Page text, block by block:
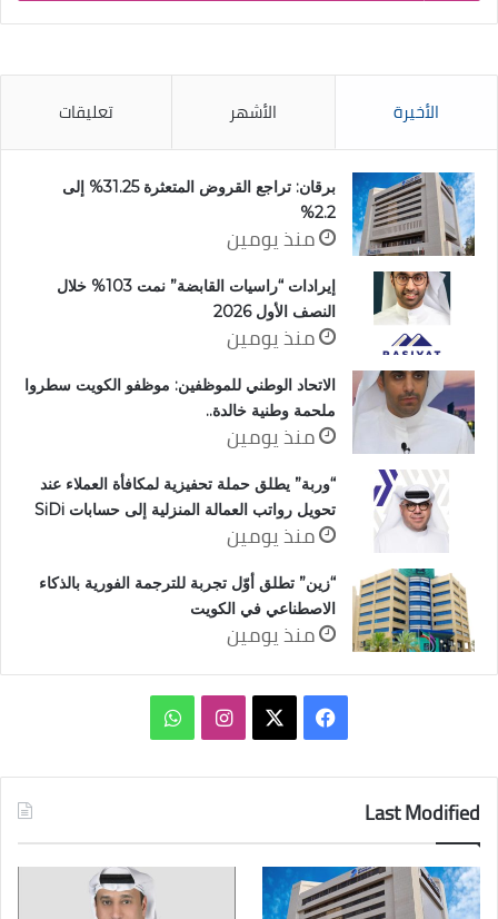
الأخيرة الأشهر تعليقات
برقان: تراجع القروض المتعثرة 31.25% إلى
2.2%
منذ يومين
إيرادات “راسيات القابضة” نمت 103% خلال
النصف الأول 2026
منذ يومين
الاتحاد الوطني للموظفين: موظفو الكويت سطروا
ملحمة وطنية خالدة..
منذ يومين
“وربة” يطلق حملة تحفيزية لمكافأة العملاء عند
تحويل رواتب العمالة المنزلية إلى حسابات SiDi
منذ يومين
“زين” تطلق أوّل تجربة للترجمة الفورية بالذكاء
الاصطناعي في الكويت
منذ يومين
فيسبوك انستقرامواتساب
Last Modified